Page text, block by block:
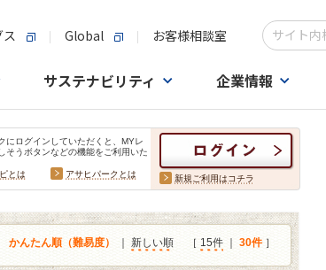
Global お客様相談室
検索キーワ
サステナビリティ 企業情報
にログインしていただくと、MYレ
そうボタンなどの機能をご利用いた
とは
アサヒパークとは 新規ご利用はコチラ
かんたん順（難易度） 新しい順 ［ 15件 30件 ］